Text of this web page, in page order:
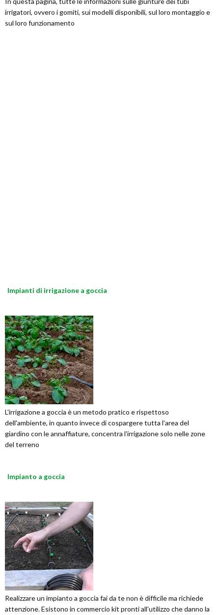
irrigatori, ovvero i gomiti, sui modelli disponibili, sul loro montaggio e
sul loro funzionamento
Impianti di irrigazione a goccia
L'irrigazione a goccia è un metodo pratico e rispettoso
dell'ambiente, in quanto invece di cospargere tutta l'area del
giardino con le annaffiature, concentra l'irrigazione solo nelle zone
del terreno
Impianto a goccia
Realizzare un impianto a goccia fai da te non è difficile ma richiede
attenzione. Esistono in commercio kit pronti all'utilizzo che danno la